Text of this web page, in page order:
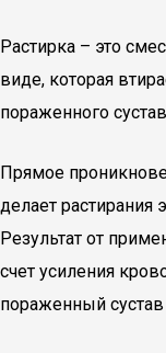
Растирка – это
виде, которая
пораженного
Прямое
делает
Результат от
счет усиления
пораженный сустав